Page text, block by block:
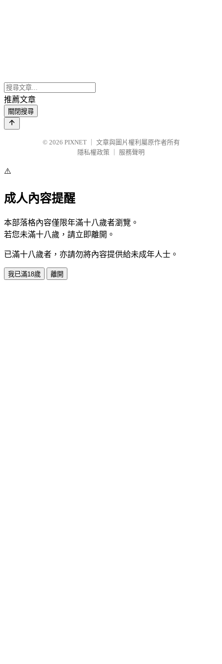
推薦文章
關閉搜尋
© 2026 PIXNET
文章與圖片權利屬原作者所有
隱私權政策
服務聲明
⚠️
成人內容提醒
本部落格內容僅限年滿十八歲者瀏覽。
若您未滿十八歲，請立即離開。
已滿十八歲者，亦請勿將內容提供給未成年人士。
我已滿18歲 離開